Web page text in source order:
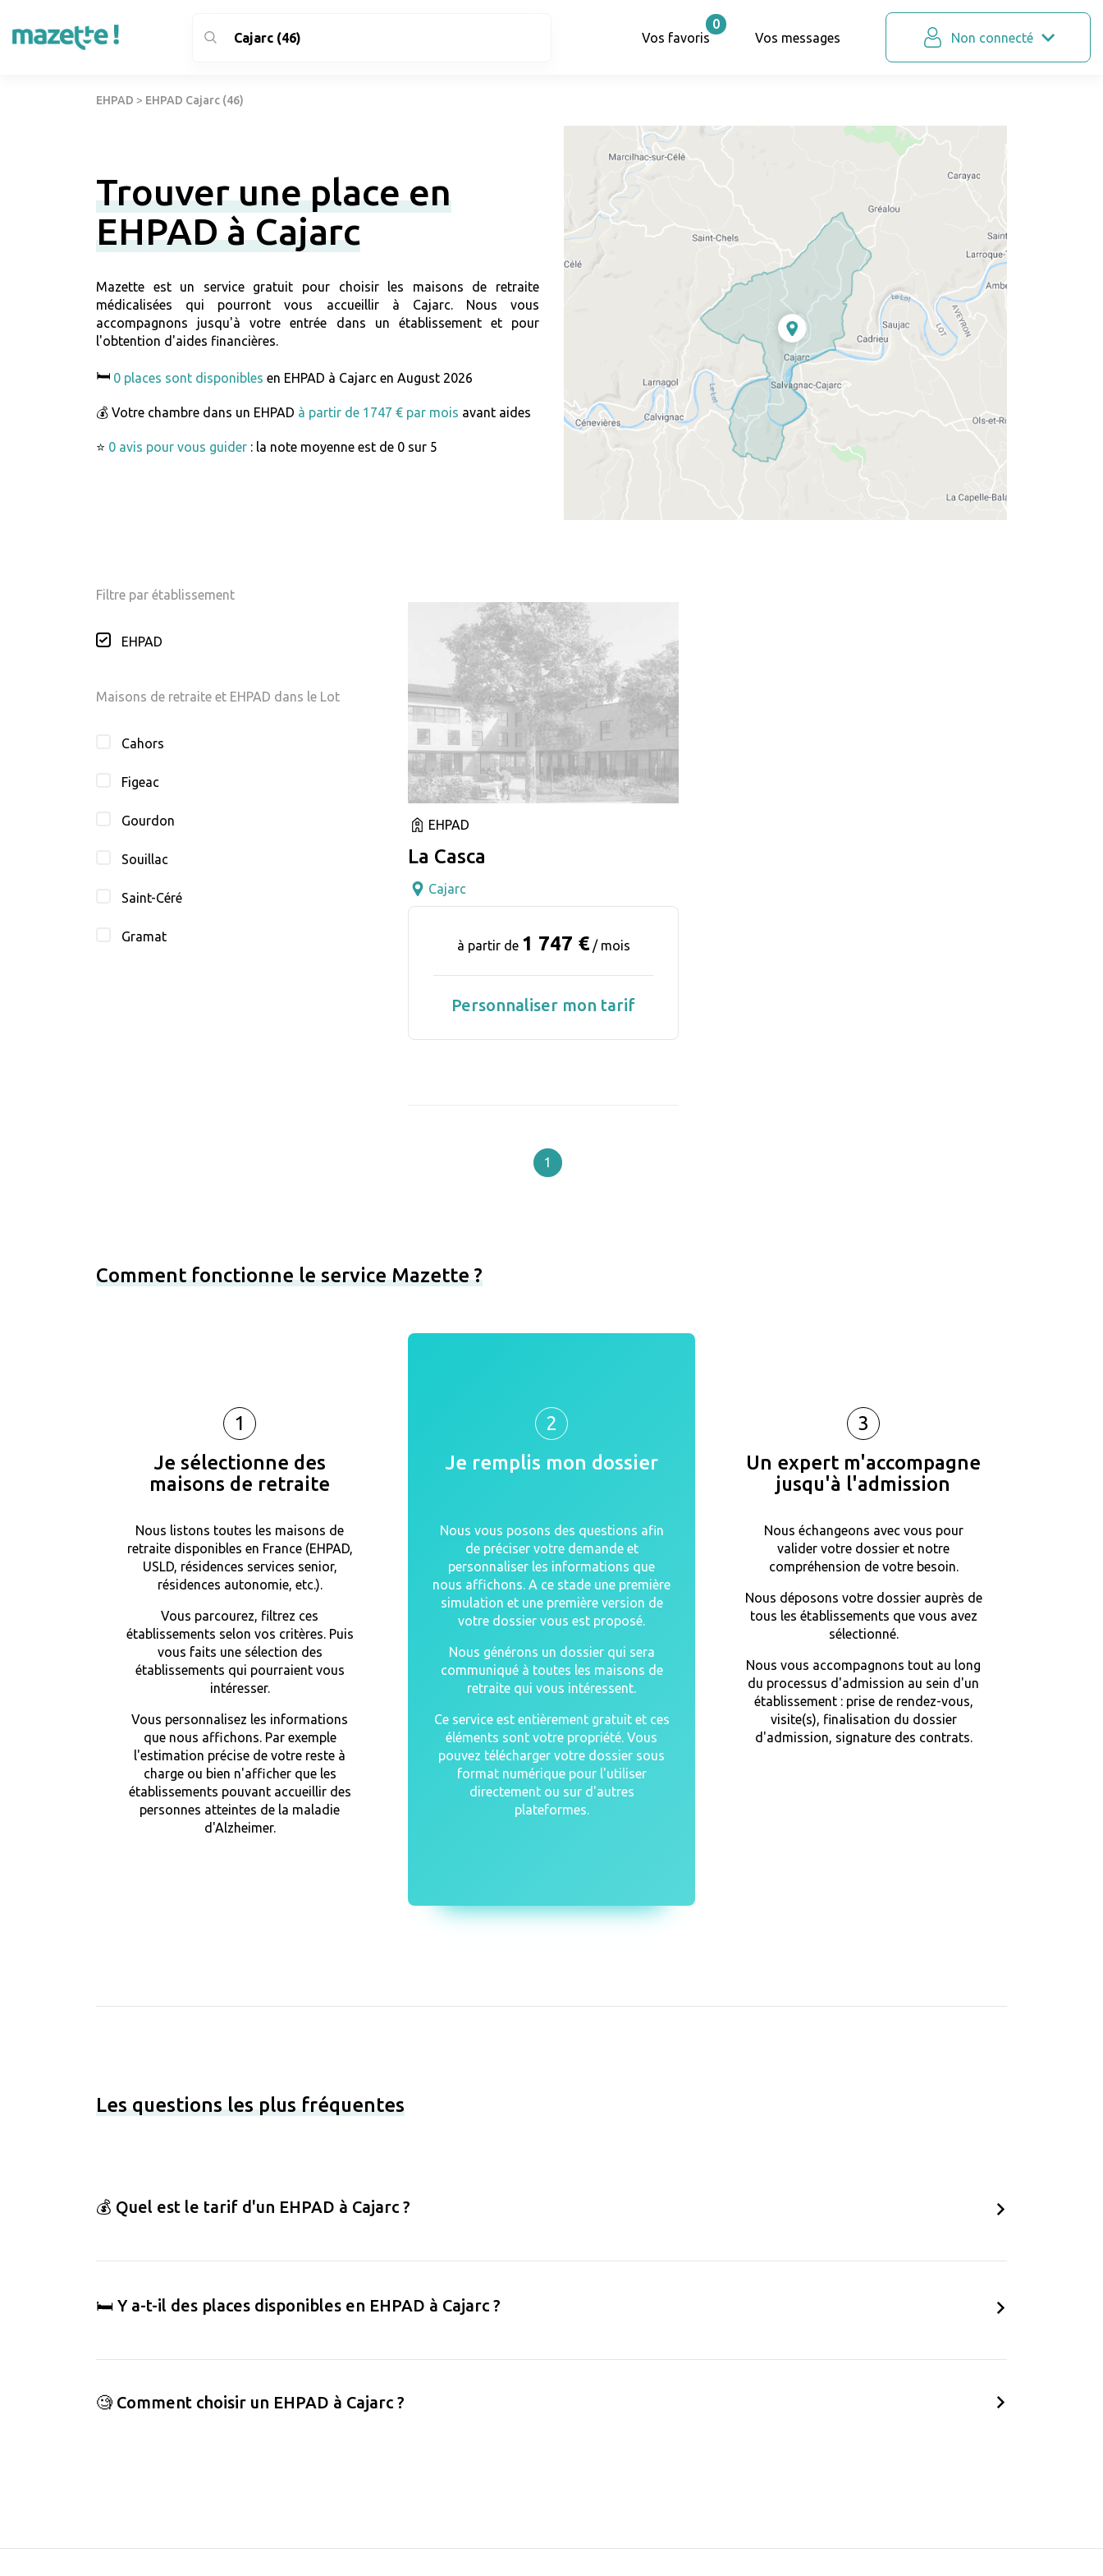
Vos favoris
0
Vos messages
Non connecté
EHPAD > EHPAD Cajarc (46)
Trouver une place en
EHPAD à Cajarc
Mazette est un service gratuit pour choisir les maisons de retraite
médicalisées qui pourront vous accueillir à Cajarc. Nous vous
accompagnons jusqu'à votre entrée dans un établissement et pour
l'obtention d'aides financières.
🛏️ 0 places sont disponibles en EHPAD à Cajarc en August 2026
💰 Votre chambre dans un EHPAD à partir de 1747 € par mois avant aides
⭐ 0 avis pour vous guider : la note moyenne est de 0 sur 5
Filtre par établissement
EHPAD
Maisons de retraite et EHPAD dans le Lot
Cahors
Figeac
Gourdon
Souillac
Saint-Céré
Gramat
EHPAD
La Casca
Cajarc
à partir de 1 747 € / mois
Personnaliser mon tarif
1
Comment fonctionne le service Mazette ?
1
Je sélectionne des
maisons de retraite
Nous listons toutes les maisons de
retraite disponibles en France (EHPAD,
USLD, résidences services senior,
résidences autonomie, etc.).
Vous parcourez, filtrez ces
établissements selon vos critères. Puis
vous faits une sélection des
établissements qui pourraient vous
intéresser.
Vous personnalisez les informations
que nous affichons. Par exemple
l'estimation précise de votre reste à
charge ou bien n'afficher que les
établissements pouvant accueillir des
personnes atteintes de la maladie
d'Alzheimer.
2
Je remplis mon dossier
Nous vous posons des questions afin
de préciser votre demande et
personnaliser les informations que
nous affichons. A ce stade une première
simulation et une première version de
votre dossier vous est proposé.
Nous générons un dossier qui sera
communiqué à toutes les maisons de
retraite qui vous intéressent.
Ce service est entièrement gratuit et ces
éléments sont votre propriété. Vous
pouvez télécharger votre dossier sous
format numérique pour l'utiliser
directement ou sur d'autres
plateformes.
3
Un expert m'accompagne
jusqu'à l'admission
Nous échangeons avec vous pour
valider votre dossier et notre
compréhension de votre besoin.
Nous déposons votre dossier auprès de
tous les établissements que vous avez
sélectionné.
Nous vous accompagnons tout au long
du processus d'admission au sein d'un
établissement : prise de rendez-vous,
visite(s), finalisation du dossier
d'admission, signature des contrats.
Les questions les plus fréquentes
💰 Quel est le tarif d'un EHPAD à Cajarc ?
🛏️ Y a-t-il des places disponibles en EHPAD à Cajarc ?
🧐 Comment choisir un EHPAD à Cajarc ?